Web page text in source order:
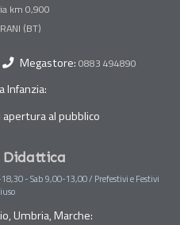
km 0,900
Megastore: 0883 494890
Infanzia:
apertura al pubblico
Didattica
- Sab 9,00-13,00 / Prefestivi e Festivi
Umbria, Marche: